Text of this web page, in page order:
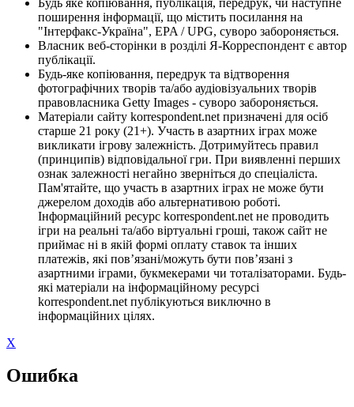
поширення інформації, що містить посилання на
"Інтерфакс-Україна", EPA / UPG, суворо забороняється.
Власник веб-сторінки в розділі Я-Корреспондент є автор
публікації.
Будь-яке копіювання, передрук та відтворення
фотографічних творів та/або аудіовізуальних творів
правовласника Getty Images - суворо забороняється.
Матеріали сайту korrespondent.net призначені для осіб
старше 21 року (21+). Участь в азартних іграх може
викликати ігрову залежність. Дотримуйтесь правил
(принципів) відповідальної гри. При виявленні перших
ознак залежності негайно зверніться до спеціаліста.
Пам'ятайте, що участь в азартних іграх не може бути
джерелом доходів або альтернативою роботі.
Інформаційний ресурс korrespondent.net не проводить
ігри на реальні та/або віртуальні гроші, також сайт не
приймає ні в якій формі оплату ставок та інших
платежів, які пов’язані/можуть бути пов’язані з
азартними іграми, букмекерами чи тоталізаторами. Будь-
які матеріали на інформаційному ресурсі
korrespondent.net публікуються виключно в
інформаційних цілях.
X
Ошибка